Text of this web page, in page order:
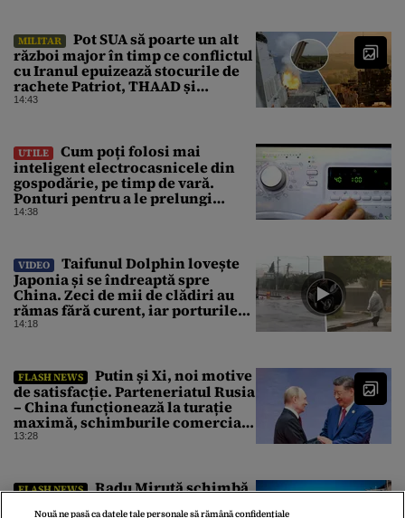
MILITAR
Pot SUA să poarte un alt
război major în timp ce conflictul
cu Iranul epuizează stocurile de
rachete Patriot, THAAD și
Tomahawk?
14:43
UTILE
Cum poți folosi mai
inteligent electrocasnicele din
gospodărie, pe timp de vară.
Ponturi pentru a le prelungi
durata de viață
14:38
VIDEO
Taifunul Dolphin lovește
Japonia și se îndreaptă spre
China. Zeci de mii de clădiri au
rămas fără curent, iar porturile
au fost închise
14:18
FLASH NEWS
Putin și Xi, noi motive
de satisfacție. Parteneriatul Rusia
– China funcționează la turație
maximă, schimburile comerciale
ating niveluri record
13:28
FLASH NEWS
Radu Miruţă schimbă
Nouă ne pasă ca datele tale personale să rămână confidențiale